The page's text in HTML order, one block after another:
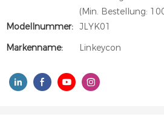
(Min. Bestellung:
Modellnummer: JLYK01
Markenname:
Linkeycon